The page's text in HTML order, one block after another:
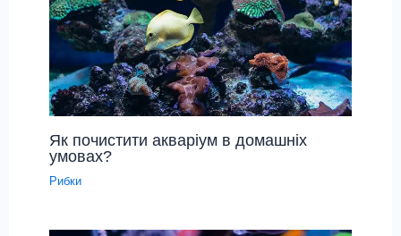
Як почистити акваріум в домашніх
умовах?
Рибки